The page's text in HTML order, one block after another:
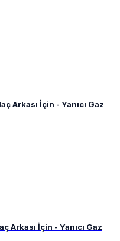
Arkası İçin - Yanıcı Gaz
Arkası İçin - Yanıcı Gaz